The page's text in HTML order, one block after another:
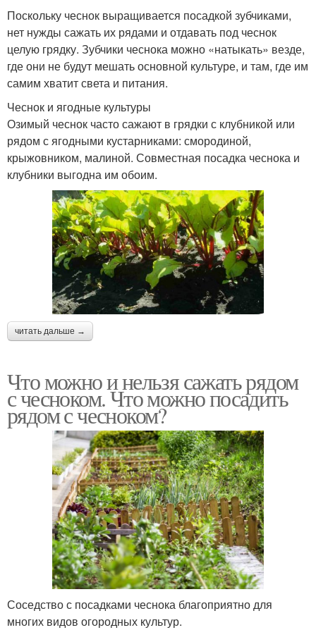
Поскольку чеснок выращивается посадкой зубчиками,
нет нужды сажать их рядами и отдавать под чеснок
целую грядку. Зубчики чеснока можно «натыкать» везде,
где они не будут мешать основной культуре, и там, где им
самим хватит света и питания.
Чеснок и ягодные культуры
Озимый чеснок часто сажают в грядки с клубникой или
рядом с ягодными кустарниками: смородиной,
крыжовником, малиной. Совместная посадка чеснока и
клубники выгодна им обоим.
читать дальше →
Что можно и нельзя сажать рядом
с чесноком. Что можно посадить
рядом с чесноком?
Соседство с посадками чеснока благоприятно для
многих видов огородных культур.